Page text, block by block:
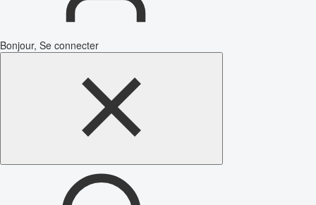
Bonjour, Se connecter